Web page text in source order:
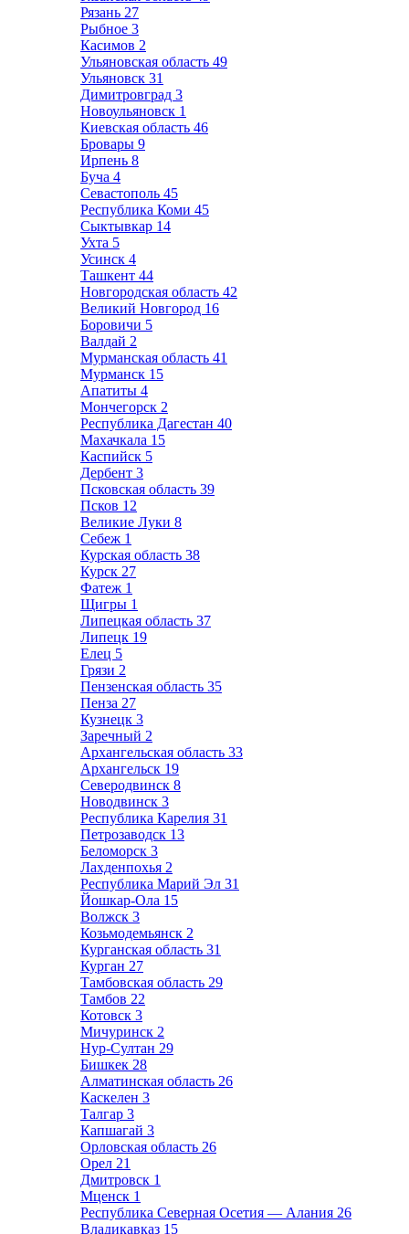
Рязань 27
Рыбное 3
Касимов 2
Ульяновская область 49
Ульяновск 31
Димитровград 3
Новоульяновск 1
Киевская область 46
Бровары 9
Ирпень 8
Буча 4
Севастополь 45
Республика Коми 45
Сыктывкар 14
Ухта 5
Усинск 4
Ташкент 44
Новгородская область 42
Великий Новгород 16
Боровичи 5
Валдай 2
Мурманская область 41
Мурманск 15
Апатиты 4
Мончегорск 2
Республика Дагестан 40
Махачкала 15
Каспийск 5
Дербент 3
Псковская область 39
Псков 12
Великие Луки 8
Себеж 1
Курская область 38
Курск 27
Фатеж 1
Щигры 1
Липецкая область 37
Липецк 19
Елец 5
Грязи 2
Пензенская область 35
Пенза 27
Кузнецк 3
Заречный 2
Архангельская область 33
Архангельск 19
Северодвинск 8
Новодвинск 3
Республика Карелия 31
Петрозаводск 13
Беломорск 3
Лахденпохья 2
Республика Марий Эл 31
Йошкар-Ола 15
Волжск 3
Козьмодемьянск 2
Курганская область 31
Курган 27
Тамбовская область 29
Тамбов 22
Котовск 3
Мичуринск 2
Нур-Султан 29
Бишкек 28
Алматинская область 26
Каскелен 3
Талгар 3
Капшагай 3
Орловская область 26
Орел 21
Дмитровск 1
Мценск 1
Республика Северная Осетия — Алания 26
Владикавказ 15